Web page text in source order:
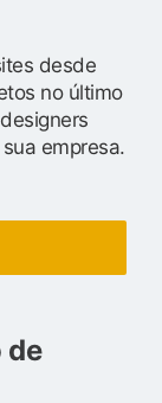
desde
no último
empresa.
de